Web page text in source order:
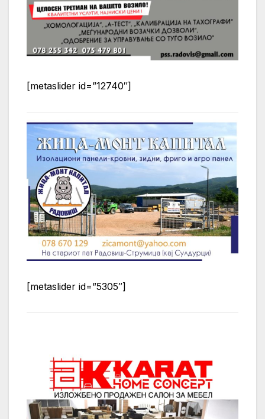
[metaslider id=”12740″]
[metaslider id=”5305″]